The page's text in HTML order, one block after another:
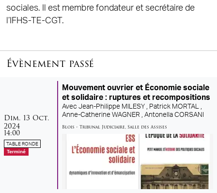
sociales. Il est membre fondateur et secrétaire de
l’IFHS-TE-CGT.
Évènement passé
dimanche
Dim. 13 octobre
Oct.
2024
14:00
TABLE RONDE
Terminé
Mouvement ouvrier et Économie sociale
et solidaire : ruptures et recompositions
Avec Jean-Philippe MILESY , Patrick MORTAL ,
Anne-Catherine WAGNER , Antonella CORSANI
Blois • Tribunal Judiciaire, Salle des Assises